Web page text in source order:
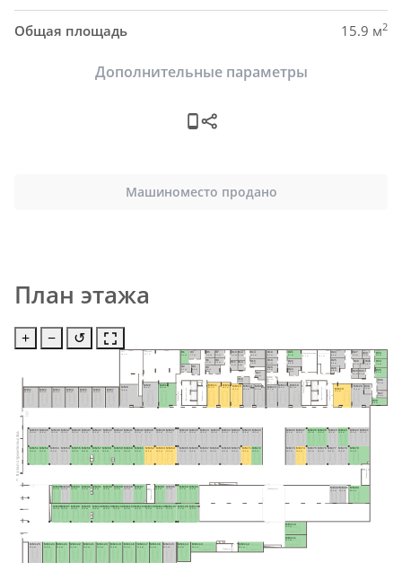
Общая площадь 15.9 м2
Дополнительные параметры
Машиноместо продано
План этажа
+ − ↺
21.0 м²
Пом. уб.
6.1 м²
Электрощитовая
27.5 м²
Насосная
Тамбур-шлюз
Тамбур-шлюз
Тамбуршлюз
Тамбуршлюз
Тамбуршлюз
Тамбур-шлюз
Тамбуршлюз Лифтовый холл
Лифтовый холл
Тамбур-шлюз
Н1
Н2
Н3
7.7 м²
Н4
6.4 м²
Н5
5.4 м²
Н6
5.3 м²
Н7
5.2 м²
Н8
5.0 м²
Н9
9.8 м²
Н10
Н11
5.4 м²
Н12
5.3 м²
Н13
Н14
Н15
9.2 м²
Н16
6.3 м²
Н17
Н18
Н19
5.7 м²
Н20
6.0 м²
Н21
8.7 м²
Н22
8.5 м²
Н23
Н24
8.4 м²
Н25
9.8 м²
Н26
4.8 м²
Н27
Н28
5.7 м²
Н29 Н30
Н31
5.6 м²
Н32
5.2 м²
Н33
8.0 м²
Н34
7.9 м²
Н35
9.4 м²
Н36
9.5 м²
Н37
5.4 м²
Н38
5.6 м²
Н39
8.8 м²
MM1
22.3 м²
MM2
22.3 м²
MM3
22.3 м²
MM4
22.3 м²
MM5
22.3 м²
MM6
22.3 м²
MM7
22.3 м²
MM8
MM9
28.4 м²
MM10
30.6 м²
MM11 MM12
20.2 м² MM13
20.0 м²
MM14 MM15
17.9 м²
MM16
MM17
20.2 м²
MM18
22.5 м² MM19
31.8 м²
MM20
27.4 м²
MM21
15.5 м²
MM22
15.9 м²
MM23
15.9 м²
MM24
15.9 м²
MM25
15.9 м²
MM26
15.9 м²
MM27
15.9 м²
MM28
15.5 м²
MM29
15.5 м²
MM30
15.9 м²
MM31
15.9 м²
MM32
15.9 м²
MM33
15.9 м²
MM34
15.9 м²
MM35
15.9 м²
MM36
17.0 м²
MM37
17.0 м²
MM38
15.9 м²
MM39
15.9 м²
MM40
15.9 м²
MM41
15.9 м²
MM42
15.9 м²
MM43
15.9 м²
MM44
15.9 м²
MM45
15.9 м²
MM46
15.9 м²
MM47
15.9 м²
MM48
15.9 м²
MM49
15.9 м²
MM50
15.9 м²
MM51 MM52 MM53 MM54 MM55 MM56 MM57 MM58 MM59 MM60 MM61 MM62 MM63 MM64 MM65 MM66 MM67 MM68 MM69 MM70 MM71 MM72 MM73 MM74 MM75 MM76 MM77 MM78 MM79
MM80
29.5 м²
MM81
15.0 м²
MM82
15.0 м²
MM83
15.5 м²
MM84
MM85
MM86
15.5 м²
MM87
18.6 м²
MM88
15.9 м²
MM89
15.9 м²
MM90
15.9 м²
MM91
15.9 м²
MM92
15.9 м²
MM93
15.9 м²
MM94
15.9 м²
MM95
15.5 м²
MM96
15.9 м²
MM97
15.9 м²
MM98
15.9 м²
MM99
15.9 м²
MM100
15.9 м²
MM101
15.9 м²
MM102
15.9 м²
MM103
15.9 м²
MM104
15.9 м²
MM105
15.9 м²
MM106
15.9 м²
MM107 MM108 MM109
15.5 м²
MM110
21.0 м²
MM111
21.0 м²
MM112
22.9 м²
MM113
22.9 м²
MM114
19.8 м²
MM115
MM116
21.6 м²
MM117
21.6 м²
MM118
21.6 м²
MM119
21.6 м²
MM120
21.6 м²
MM121
21.6 м²
MM122
21.6 м²
MM123
21.6 м²
MM124
21.6 м²
MM125
23.4 м²
II этап строительства